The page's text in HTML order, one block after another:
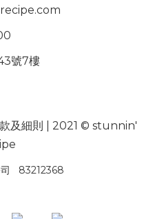
號7樓
及細則 | 2021 © stunnin'
司 83212368